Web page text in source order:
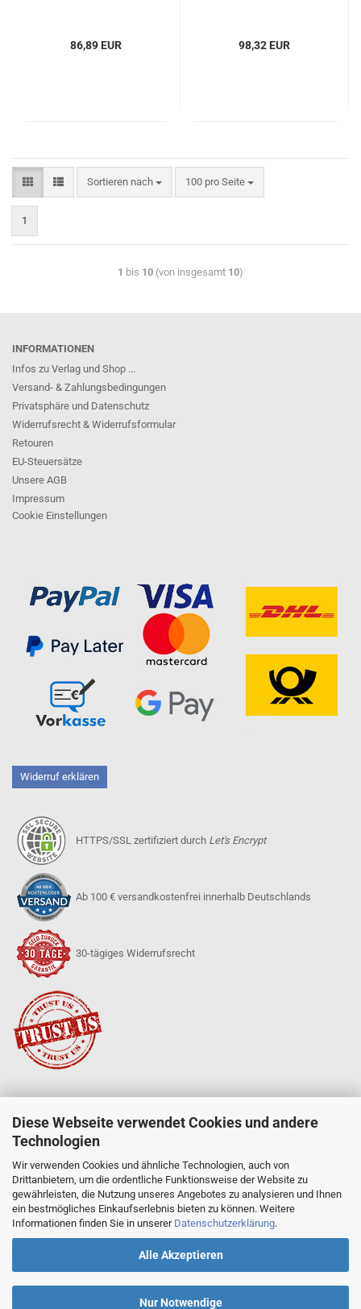
Diese Webseite verwendet Cookies und andere
Technologien
Wir verwenden Cookies und ähnliche Technologien, auch von
Drittanbietern, um die ordentliche Funktionsweise der Website zu
gewährleisten, die Nutzung unseres Angebotes zu analysieren und Ihnen
ein bestmögliches Einkaufserlebnis bieten zu können. Weitere
Informationen finden Sie in unserer Datenschutzerklärung.
Alle Akzeptieren
Nur Notwendige
86,89 EUR 98,32 EUR
Sortieren nach 100 pro Seite
1
1 bis 10 (von insgesamt 10)
INFORMATIONEN
Infos zu Verlag und Shop ...
Versand- & Zahlungsbedingungen
Privatsphäre und Datenschutz
Widerrufsrecht & Widerrufsformular
Retouren
EU-Steuersätze
Unsere AGB
Impressum
Cookie Einstellungen
Widerruf erklären
HTTPS/SSL zertifiziert durch Let's Encrypt
Ab 100 € versandkostenfrei innerhalb Deutschlands
30-tägiges Widerrufsrecht
SERVICE
Mein Konto
Neue Produkte
Angebote
Go-Anfängerpakete
Go-Komplettsets
Go-Regeln (PDF)
Verlagsbroschüre (PDF)